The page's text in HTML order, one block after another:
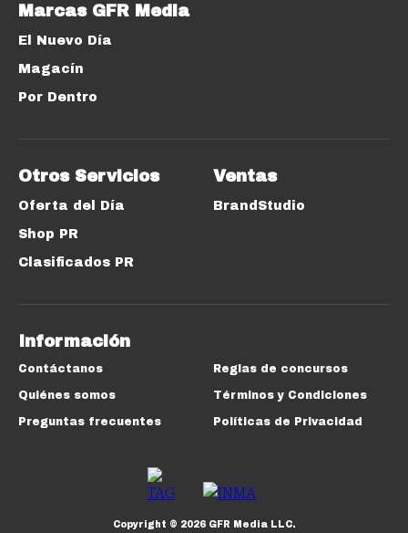
Marcas GFR Media
El Nuevo Día
Magacín
Por Dentro
Otros Servicios
Oferta del Día
Shop PR
Clasificados PR
Ventas
BrandStudio
Información
Contáctanos
Quiénes somos
Preguntas frecuentes
Reglas de concursos
Términos y Condiciones
Políticas de Privacidad
Copyright © 2026GFR Media LLC.